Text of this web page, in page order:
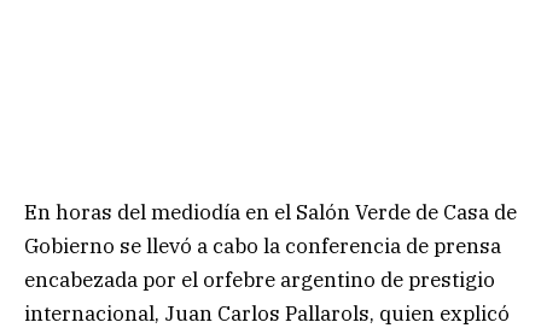
En horas del mediodía en el Salón Verde de Casa de
Gobierno se llevó a cabo la conferencia de prensa
encabezada por el orfebre argentino de prestigio
internacional, Juan Carlos Pallarols, quien explicó